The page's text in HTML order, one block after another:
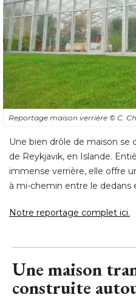
Reportage maison verrière © C.
Une bien drôle de maison se
de Reykjavik, en Islande.
immense verrière, elle offre
à mi-chemin entre le dedans
Notre reportage complet ici.
Une maison
construite